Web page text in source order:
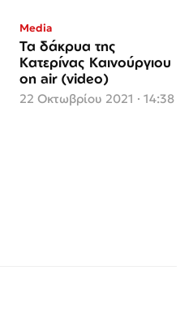
Media
Τα δάκρυα της
Κατερίνας Καινούργιου
on air (video)
22 Οκτωβρίου 2021 · 14:38